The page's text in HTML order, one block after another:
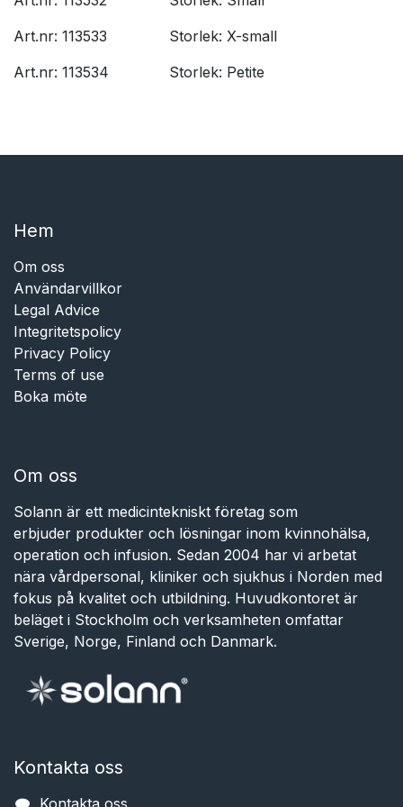
Art.nr: 113533
​Storlek: X-small
Art.nr: 113534
​Storlek: Petite​
Hem​​
Om oss
Användarvillkor
Legal Advice
Integritetspolicy
Privacy Policy
Terms of use
Boka möte
Om oss
Solann är ett medicintekniskt företag som
erbjuder produkter och lösningar inom kvinnohälsa,
operation och infusion. Sedan 2004 har vi arbetat
nära vårdpersonal, kliniker och sjukhus i Norden med
fokus på kvalitet och utbildning. Huvudkontoret är
beläget i Stockholm och verksamheten omfattar
Sverige, Norge, Finland och Danmark.
Kontakta oss
Kontakta oss